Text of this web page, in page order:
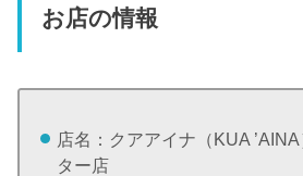
お店の情報
店名：クアアイナ（KUA
ター店